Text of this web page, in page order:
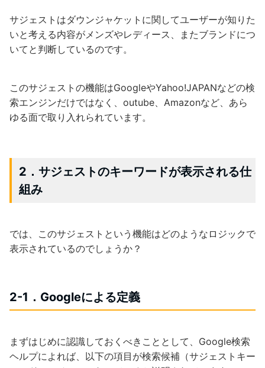
サジェストはダウンジャケットに関してユーザーが知りた
いと考える内容がメンズやレディース、またブランドにつ
いてと判断しているのです。
このサジェストの機能はGoogleやYahoo!JAPANなどの検
索エンジンだけではなく、outube、Amazonなど、あら
ゆる面で取り入れられています。
2．サジェストのキーワードが表示される仕
組み
では、このサジェストという機能はどのようなロジックで
表示されているのでしょうか？
2-1．Googleによる定義
まずはじめに認識しておくべきこととして、Google検索
ヘルプによれば、以下の項目が検索候補（サジェストキー